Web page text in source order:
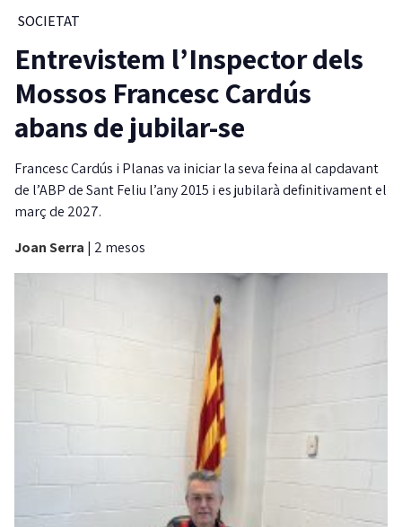
SOCIETAT
Entrevistem l’Inspector dels
Mossos Francesc Cardús
abans de jubilar-se
Francesc Cardús i Planas va iniciar la seva feina al capdavant
de l’ABP de Sant Feliu l’any 2015 i es jubilarà definitivament el
març de 2027.
Joan Serra | 2 mesos